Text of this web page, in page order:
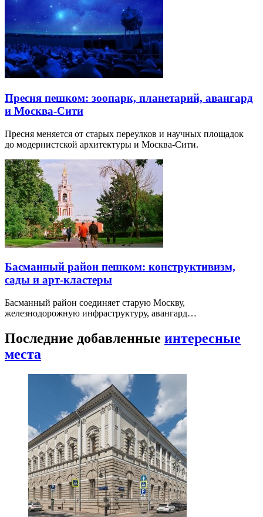
Пресня пешком: зоопарк, планетарий, авангард
и Москва-Сити
Пресня меняется от старых переулков и научных площадок
до модернистской архитектуры и Москва-Сити.
Басманный район пешком: конструктивизм,
сады и арт-кластеры
Басманный район соединяет старую Москву,
железнодорожную инфраструктуру, авангард…
Последние добавленные интересные
места